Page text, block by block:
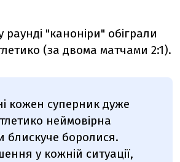
раунді "каноніри" обіграли
(за двома матчами 2:1).
кожен суперник дуже
неймовірна
блискуче боролися.
у кожній ситуації,